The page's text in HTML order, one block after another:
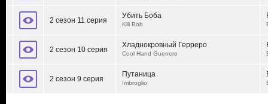
2 сезон 11 серия
Убить Боба
Kill Bob
2 сезон 10 серия
Хладнокровный Герреро
Cool Hand Guerrero
2 сезон 9 серия
Путаница
Imbroglio